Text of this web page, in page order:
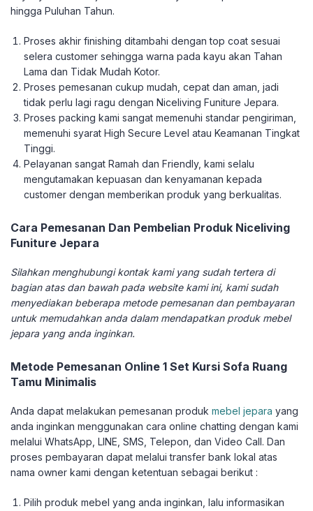
hingga Puluhan Tahun.
Proses akhir finishing ditambahi dengan top coat sesuai
selera customer sehingga warna pada kayu akan Tahan
Lama dan Tidak Mudah Kotor.
Proses pemesanan cukup mudah, cepat dan aman, jadi
tidak perlu lagi ragu dengan Niceliving Funiture Jepara.
Proses packing kami sangat memenuhi standar pengiriman,
memenuhi syarat High Secure Level atau Keamanan Tingkat
Tinggi.
Pelayanan sangat Ramah dan Friendly, kami selalu
mengutamakan kepuasan dan kenyamanan kepada
customer dengan memberikan produk yang berkualitas.
Cara Pemesanan Dan Pembelian Produk Niceliving
Funiture Jepara
Silahkan menghubungi kontak kami yang sudah tertera di
bagian atas dan bawah pada website kami ini, kami sudah
menyediakan beberapa metode pemesanan dan pembayaran
untuk memudahkan anda dalam mendapatkan produk mebel
jepara yang anda inginkan.
Metode Pemesanan Online 1 Set Kursi Sofa Ruang
Tamu Minimalis
Anda dapat melakukan pemesanan produk mebel jepara yang
anda inginkan menggunakan cara online chatting dengan kami
melalui WhatsApp, LINE, SMS, Telepon, dan Video Call. Dan
proses pembayaran dapat melalui transfer bank lokal atas
nama owner kami dengan ketentuan sebagai berikut :
Pilih produk mebel yang anda inginkan, lalu informasikan